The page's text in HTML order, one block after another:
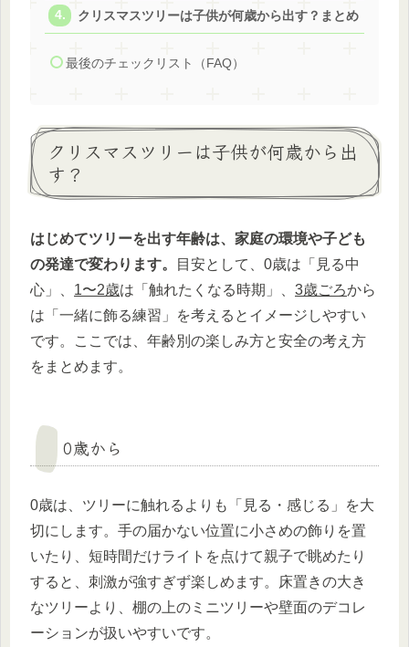
クリスマスツリーは子供が何歳から出す？まとめ
最後のチェックリスト（FAQ）
クリスマスツリーは子供が何歳から出
す？
はじめてツリーを出す年齢は、家庭の環境や子ども
の発達で変わります。
目安として、0歳は「見る中
心」、 1〜2歳は「触れたくなる時期」、 3歳ごろから
は「一緒に飾る練習」を考えるとイメージしやすい
です。ここでは、年齢別の楽しみ方と安全の考え方
をまとめます。
0歳から
0歳は、ツリーに触れるよりも「見る・感じる」を大
切にします。手の届かない位置に小さめの飾りを置
いたり、短時間だけライトを点けて親子で眺めたり
すると、刺激が強すぎず楽しめます。床置きの大き
なツリーより、棚の上のミニツリーや壁面のデコレ
ーションが扱いやすいです。